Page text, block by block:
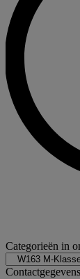
Categorieën in
Contactgegevens